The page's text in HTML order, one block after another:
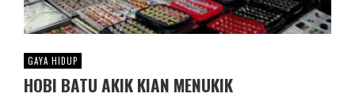
GAYA HIDUP
HOBI BATU AKIK KIAN MENUKIK